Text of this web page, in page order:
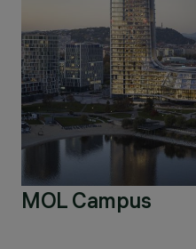
MOL Campus